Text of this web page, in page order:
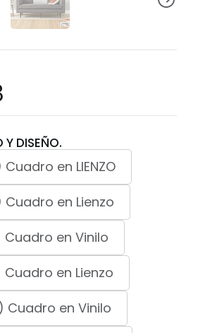
Y DISEÑO.
en LIENZO
en Lienzo
en Vinilo
en Lienzo
Cuadro en Vinilo